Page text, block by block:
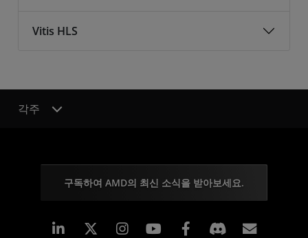
Vitis HLS
각주
구독하여 AMD의 최신 소식을 받아보세요.
Linkedin Instagram Facebook